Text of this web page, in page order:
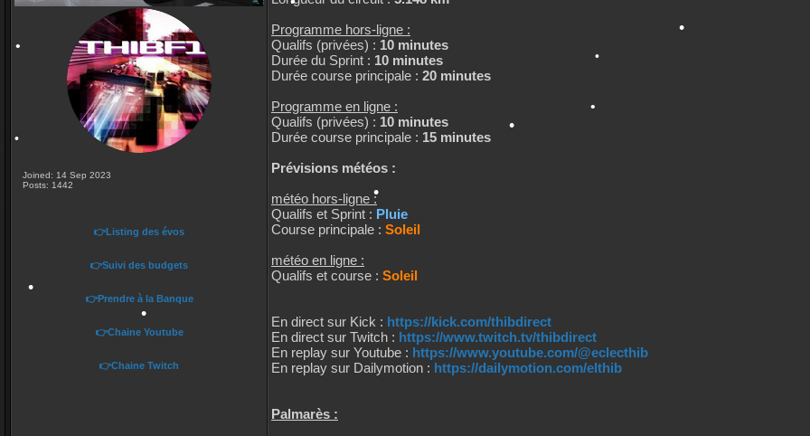
Joined: 14 Sep 2023
Posts: 1442
👉Listing des évos
👉Suivi des budgets
👉Prendre à la Banque
👉Chaine Youtube
👉Chaine Twitch
Programme hors-ligne :
Qualifs (privées) : 10 minutes
Durée du Sprint : 10 minutes
Durée course principale : 20 minutes
Programme en ligne :
Qualifs (privées) : 10 minutes
Durée course principale : 15 minutes
Prévisions météos :
météo hors-ligne :
Qualifs et Sprint : Pluie
Course principale : Soleil
météo en ligne :
Qualifs et course : Soleil
En direct sur Kick : https://kick.com/thibdirect
En direct sur Twitch : https://www.twitch.tv/thibdirect
En replay sur Youtube : https://www.youtube.com/@eclecthib
En replay sur Dailymotion : https://dailymotion.com/elthib
Palmarès :
•
•
•
•
•
•